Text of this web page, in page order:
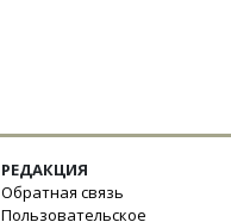
РЕДАКЦИЯ
Обратная связь
Пользовательское